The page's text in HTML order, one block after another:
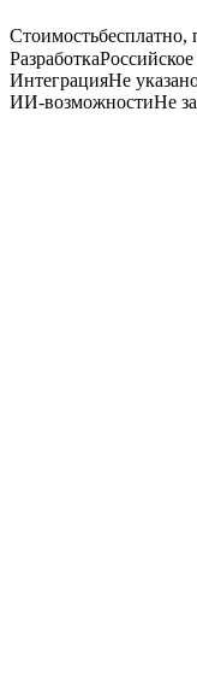
Стоимостьбесплатно,
Разработка
ИнтеграцияНе
ИИ-возможностиНе